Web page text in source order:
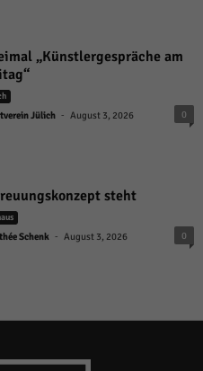
„Künstlergespräche am
Jülich - August 3, 2026 0
steht
Schenk - August 3, 2026 0